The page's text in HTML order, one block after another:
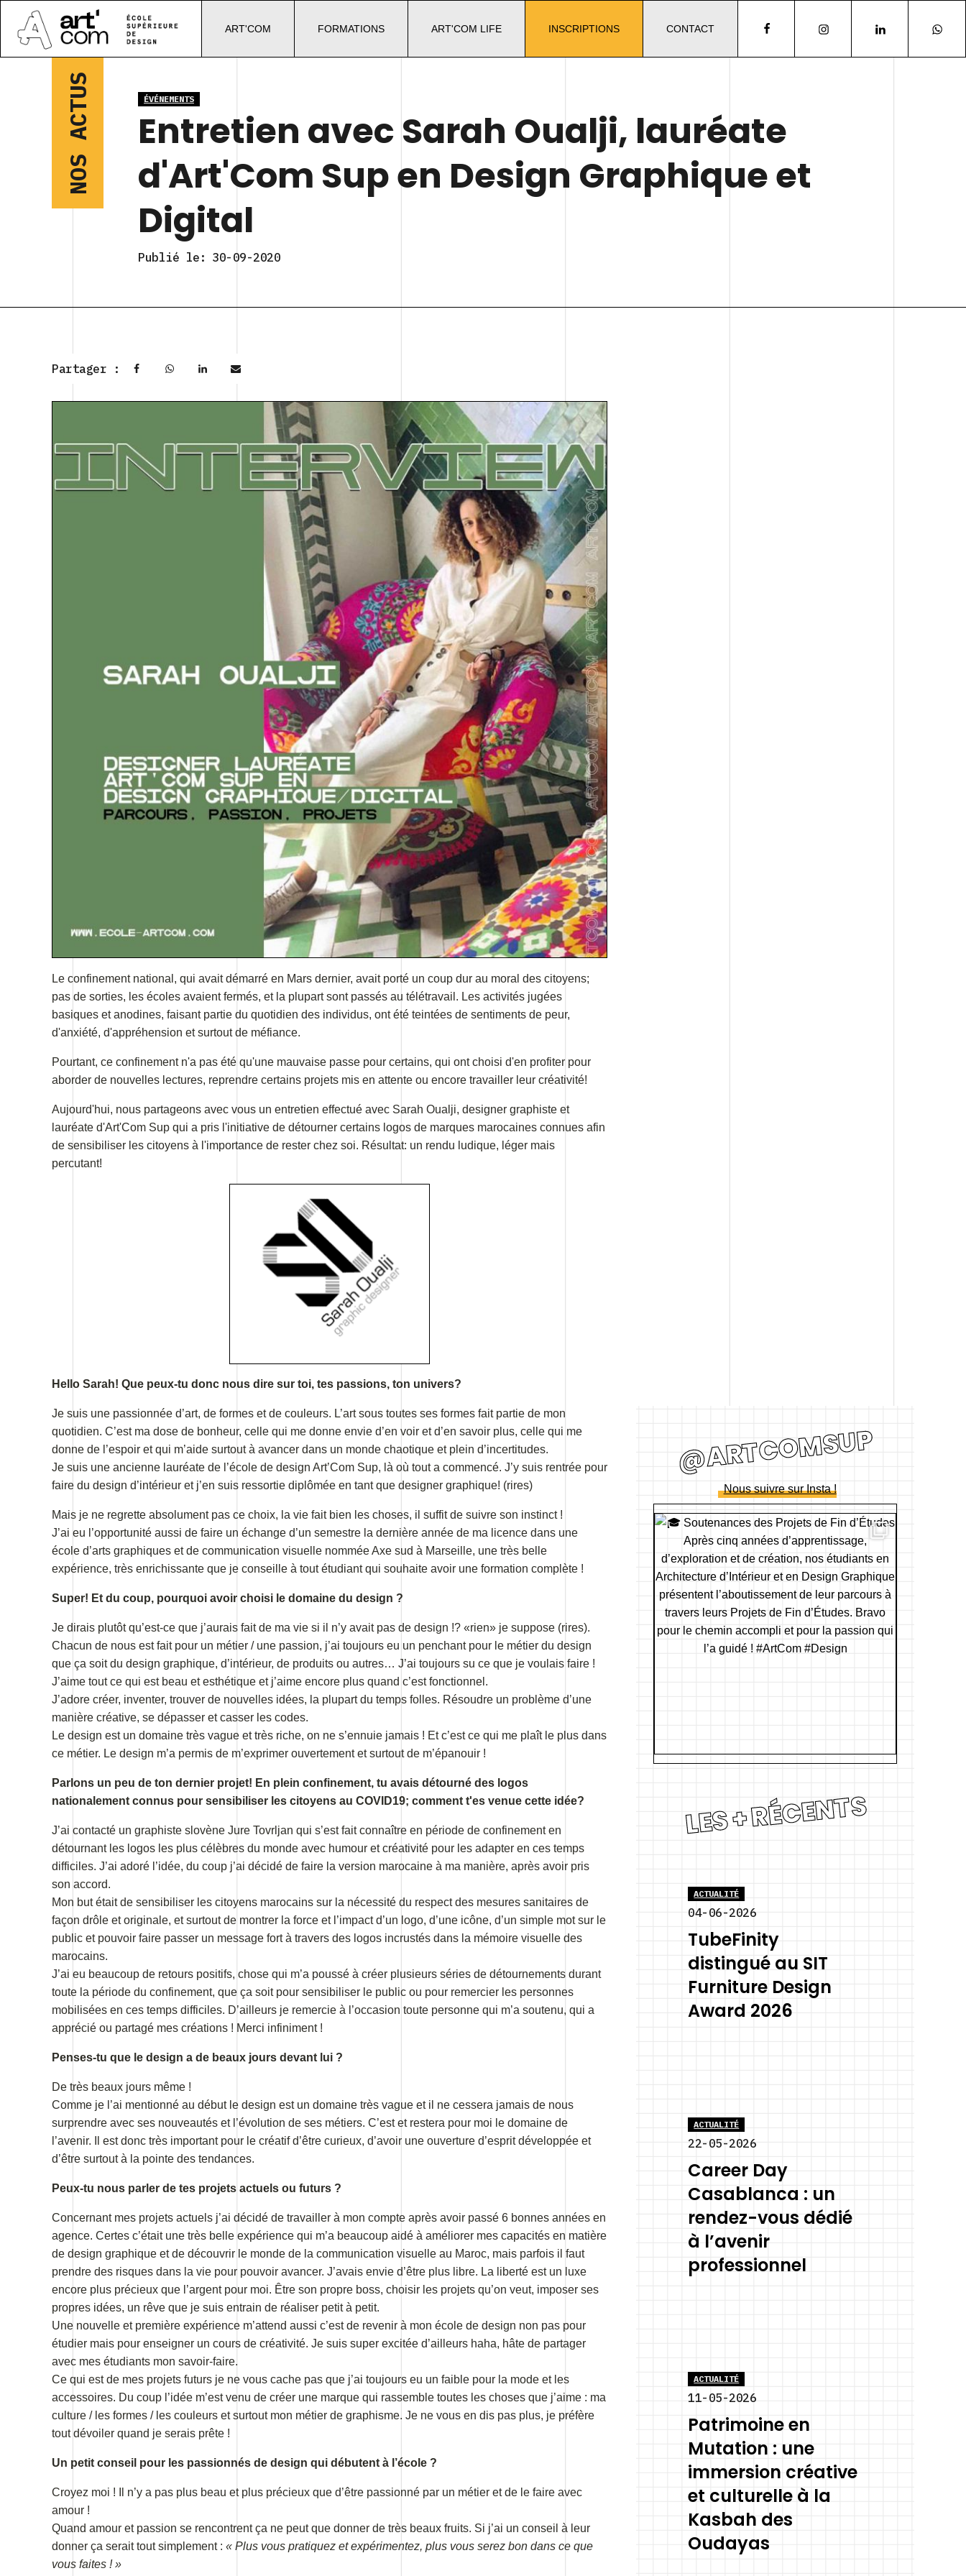
ART'COM FORMATIONS ART'COM LIFE INSCRIPTIONS CONTACT
NOS ACTUS ÉVÉNEMENTS
Entretien avec Sarah Oualji, lauréate
d'Art'Com Sup en Design Graphique et
Digital
Publié le: 30-09-2020
Partager :
Le confinement national, qui avait démarré en Mars dernier, avait porté un coup dur au moral des citoyens;
pas de sorties, les écoles avaient fermés, et la plupart sont passés au télétravail. Les activités jugées
basiques et anodines, faisant partie du quotidien des individus, ont été teintées de sentiments de peur,
d'anxiété, d'appréhension et surtout de méfiance.
Pourtant, ce confinement n'a pas été qu'une mauvaise passe pour certains, qui ont choisi d'en profiter pour
aborder de nouvelles lectures, reprendre certains projets mis en attente ou encore travailler leur créativité!
Aujourd'hui, nous partageons avec vous un entretien effectué avec Sarah Oualji, designer graphiste et
lauréate d'Art'Com Sup qui a pris l'initiative de détourner certains logos de marques marocaines connues afin
de sensibiliser les citoyens à l'importance de rester chez soi. Résultat: un rendu ludique, léger mais
percutant!
Hello Sarah! Que peux-tu donc nous dire sur toi, tes passions, ton univers?
Je suis une passionnée d’art, de formes et de couleurs. L’art sous toutes ses formes fait partie de mon
quotidien. C’est ma dose de bonheur, celle qui me donne envie d’en voir et d’en savoir plus, celle qui me
donne de l’espoir et qui m’aide surtout à avancer dans un monde chaotique et plein d’incertitudes.
Je suis une ancienne lauréate de l’école de design Art’Com Sup, là où tout a commencé. J’y suis rentrée pour
faire du design d’intérieur et j’en suis ressortie diplômée en tant que designer graphique! (rires)
Mais je ne regrette absolument pas ce choix, la vie fait bien les choses, il suffit de suivre son instinct !
J’ai eu l’opportunité aussi de faire un échange d’un semestre la dernière année de ma licence dans une
école d’arts graphiques et de communication visuelle nommée Axe sud à Marseille, une très belle
expérience, très enrichissante que je conseille à tout étudiant qui souhaite avoir une formation complète !
Super! Et du coup, pourquoi avoir choisi le domaine du design ?
Je dirais plutôt qu’est-ce que j’aurais fait de ma vie si il n’y avait pas de design !? «rien» je suppose (rires).
Chacun de nous est fait pour un métier / une passion, j’ai toujours eu un penchant pour le métier du design
que ça soit du design graphique, d’intérieur, de produits ou autres… J’ai toujours su ce que je voulais faire !
J’aime tout ce qui est beau et esthétique et j’aime encore plus quand c’est fonctionnel.
J’adore créer, inventer, trouver de nouvelles idées, la plupart du temps folles. Résoudre un problème d’une
manière créative, se dépasser et casser les codes.
Le design est un domaine très vague et très riche, on ne s’ennuie jamais ! Et c’est ce qui me plaît le plus dans
ce métier. Le design m’a permis de m’exprimer ouvertement et surtout de m’épanouir !
Parlons un peu de ton dernier projet! En plein confinement, tu avais détourné des logos
nationalement connus pour sensibiliser les citoyens au COVID19; comment t'es venue cette idée?
J’ai contacté un graphiste slovène Jure Tovrljan qui s’est fait connaître en période de confinement en
détournant les logos les plus célèbres du monde avec humour et créativité pour les adapter en ces temps
difficiles. J’ai adoré l’idée, du coup j’ai décidé de faire la version marocaine à ma manière, après avoir pris
son accord.
Mon but était de sensibiliser les citoyens marocains sur la nécessité du respect des mesures sanitaires de
façon drôle et originale, et surtout de montrer la force et l’impact d’un logo, d’une icône, d’un simple mot sur le
public et pouvoir faire passer un message fort à travers des logos incrustés dans la mémoire visuelle des
marocains.
J’ai eu beaucoup de retours positifs, chose qui m’a poussé à créer plusieurs séries de détournements durant
toute la période du confinement, que ça soit pour sensibiliser le public ou pour remercier les personnes
mobilisées en ces temps difficiles. D’ailleurs je remercie à l’occasion toute personne qui m’a soutenu, qui a
apprécié ou partagé mes créations ! Merci infiniment !
Penses-tu que le design a de beaux jours devant lui ?
De très beaux jours même !
Comme je l’ai mentionné au début le design est un domaine très vague et il ne cessera jamais de nous
surprendre avec ses nouveautés et l’évolution de ses métiers. C’est et restera pour moi le domaine de
l’avenir. Il est donc très important pour le créatif d’être curieux, d’avoir une ouverture d’esprit développée et
d’être surtout à la pointe des tendances.
Peux-tu nous parler de tes projets actuels ou futurs ?
Concernant mes projets actuels j’ai décidé de travailler à mon compte après avoir passé 6 bonnes années en
agence. Certes c’était une très belle expérience qui m’a beaucoup aidé à améliorer mes capacités en matière
de design graphique et de découvrir le monde de la communication visuelle au Maroc, mais parfois il faut
prendre des risques dans la vie pour pouvoir avancer. J’avais envie d’être plus libre. La liberté est un luxe
encore plus précieux que l’argent pour moi. Être son propre boss, choisir les projets qu’on veut, imposer ses
propres idées, un rêve que je suis entrain de réaliser petit à petit.
Une nouvelle et première expérience m’attend aussi c’est de revenir à mon école de design non pas pour
étudier mais pour enseigner un cours de créativité. Je suis super excitée d’ailleurs haha, hâte de partager
avec mes étudiants mon savoir-faire.
Ce qui est de mes projets futurs je ne vous cache pas que j’ai toujours eu un faible pour la mode et les
accessoires. Du coup l’idée m’est venu de créer une marque qui rassemble toutes les choses que j’aime : ma
culture / les formes / les couleurs et surtout mon métier de graphisme. Je ne vous en dis pas plus, je préfère
tout dévoiler quand je serais prête !
Un petit conseil pour les passionnés de design qui débutent à l’école ?
Croyez moi ! Il n’y a pas plus beau et plus précieux que d’être passionné par un métier et de le faire avec
amour !
Quand amour et passion se rencontrent ça ne peut que donner de très beaux fruits. Si j’ai un conseil à leur
donner ça serait tout simplement : « Plus vous pratiquez et expérimentez, plus vous serez bon dans ce que
vous faites ! »
@ARTCOMSUP
Nous suivre sur Insta !
LES + RÉCENTS
ACTUALITÉ
04-06-2026
TubeFinity
distingué au SIT
Furniture Design
Award 2026
ACTUALITÉ
22-05-2026
Career Day
Casablanca : un
rendez-vous dédié
à l’avenir
professionnel
ACTUALITÉ
11-05-2026
Patrimoine en
Mutation : une
immersion créative
et culturelle à la
Kasbah des
Oudayas